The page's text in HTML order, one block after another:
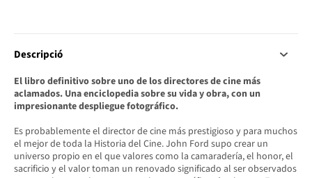
Descripció
El libro definitivo sobre uno de los directores de cine más
aclamados. Una enciclopedia sobre su vida y obra, con un
impresionante despliegue fotográfico.
Es probablemente el director de cine más prestigioso y para muchos
el mejor de toda la Historia del Cine. John Ford supo crear un
universo propio en el que valores como la camaradería, el honor, el
sacrificio y el valor toman un renovado significado al ser observados